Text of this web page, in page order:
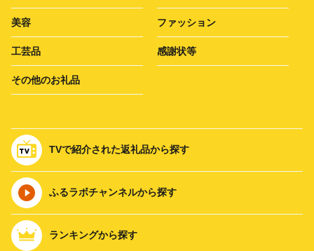
美容 ファッション
工芸品 感謝状等
その他のお礼品
TVで紹介された返礼品から探す
ふるラボチャンネルから探す
ランキングから探す